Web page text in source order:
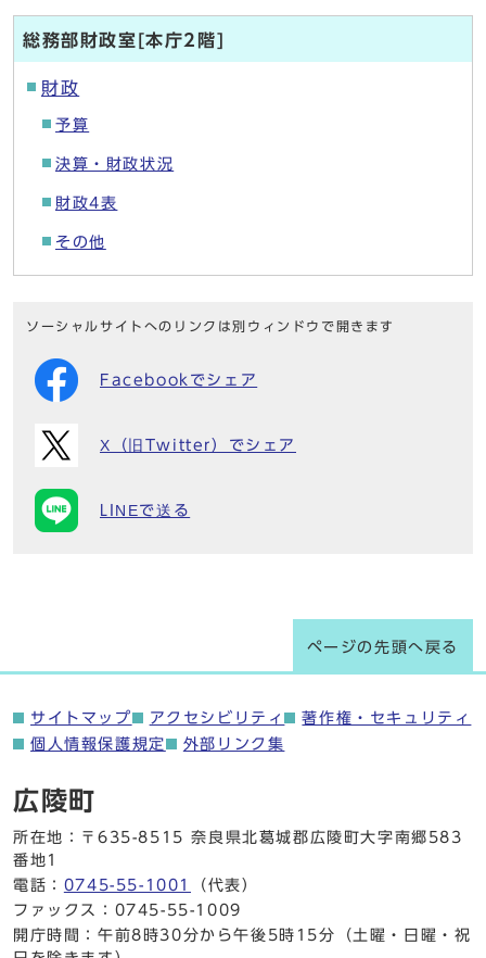
総務部財政室[本庁2階]
財政
予算
決算・財政状況
財政4表
その他
ソーシャルサイトへのリンクは別ウィンドウで開きます
Facebookでシェア
X（旧Twitter）でシェア
LINEで送る
ページの先頭へ戻る
サイトマップ アクセシビリティ
著作権・セキュリティ
個人情報保護規定
外部リンク集
広陵町
所在地：〒635-8515 奈良県北葛城郡広陵町大字南郷583
番地1
電話： 0745-55-1001
（代表）
ファックス：0745-55-1009
開庁時間：午前8時30分から午後5時15分（土曜・日曜・祝